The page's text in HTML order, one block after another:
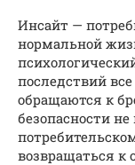
Инсайт —
нормальной
последствий
обращаются к
безопасности
возвращаться